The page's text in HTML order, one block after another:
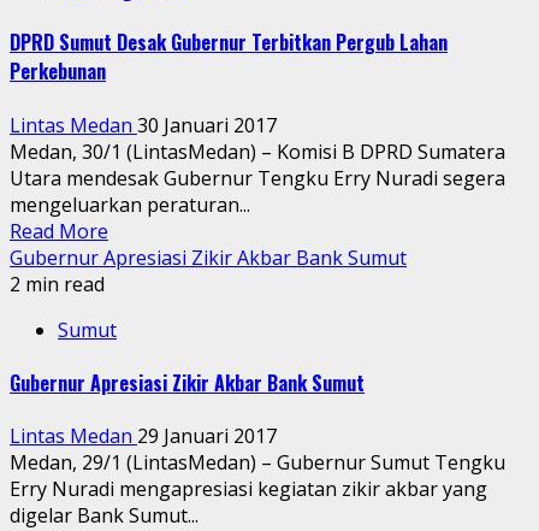
DPRD Sumut Desak Gubernur Terbitkan Pergub Lahan
Perkebunan
Lintas Medan 30 Januari 2017
Medan, 30/1 (LintasMedan) – Komisi B DPRD Sumatera
Utara mendesak Gubernur Tengku Erry Nuradi segera
mengeluarkan peraturan...
Read More
Gubernur Apresiasi Zikir Akbar Bank Sumut
2 min read
Sumut
Gubernur Apresiasi Zikir Akbar Bank Sumut
Lintas Medan 29 Januari 2017
Medan, 29/1 (LintasMedan) – Gubernur Sumut Tengku
Erry Nuradi mengapresiasi kegiatan zikir akbar yang
digelar Bank Sumut...